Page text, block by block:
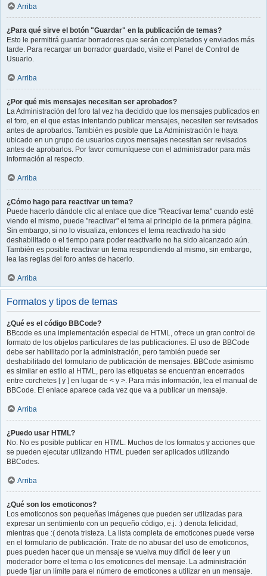
Arriba
¿Para qué sirve el botón "Guardar" en la publicación de temas?
Esto le permitirá guardar borradores que serán completados y enviados más
tarde. Para recargar un borrador guardado, visite el Panel de Control de
Usuario.
Arriba
¿Por qué mis mensajes necesitan ser aprobados?
La Administración del foro tal vez ha decidido que los mensajes publicados en
el foro, en el que estas intentando publicar mensajes, necesiten ser revisados
antes de aprobarlos. También es posible que La Administración le haya
ubicado en un grupo de usuarios cuyos mensajes necesitan ser revisados
antes de aprobarlos. Por favor comuníquese con el administrador para más
información al respecto.
Arriba
¿Cómo hago para reactivar un tema?
Puede hacerlo dándole clic al enlace que dice "Reactivar tema" cuando esté
viendo el mismo, puede "reactivar" el tema al principio de la primera página.
Sin embargo, si no lo visualiza, entonces el tema reactivado ha sido
deshabilitado o el tiempo para poder reactivarlo no ha sido alcanzado aún.
También es posible reactivar un tema respondiendo al mismo, sin embargo,
lea las reglas del foro antes de hacerlo.
Arriba
Formatos y tipos de temas
¿Qué es el código BBCode?
BBcode es una implementación especial de HTML, ofrece un gran control de
formato de los objetos particulares de las publicaciones. El uso de BBCode
debe ser habilitado por la administración, pero también puede ser
deshabilitado del formulario de publicación de mensajes. BBCode asimismo
es similar en estilo al HTML, pero las etiquetas se encuentran encerrados
entre corchetes [ y ] en lugar de < y >. Para más información, lea el manual de
BBCode. El enlace aparece cada vez que va a publicar un mensaje.
Arriba
¿Puedo usar HTML?
No. No es posible publicar en HTML. Muchos de los formatos y acciones que
se pueden ejecutar utilizando HTML pueden ser aplicados utilizando
BBCodes.
Arriba
¿Qué son los emoticonos?
Los emoticonos son pequeñas imágenes que pueden ser utilizadas para
expresar un sentimiento con un pequeño código, e.j. :) denota felicidad,
mientras que :( denota tristeza. La lista completa de emoticones puede verse
en el formulario de publicación. Trate de no abusar del uso de emoticonos,
pues pueden hacer que un mensaje se vuelva muy difícil de leer y un
moderador borre el tema o los emoticones del mensaje. La administración
puede fijar un límite para el número de emoticones a utilizar en un mensaje.